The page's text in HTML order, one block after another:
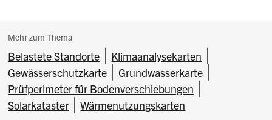
Subnavigation:
Mehr zum Thema
Belastete Standorte
Klimaanalysekarten
Gewässerschutzkarte
Grundwasserkarte
Prüfperimeter für Bodenverschiebungen
Solarkataster
Wärmenutzungskarten